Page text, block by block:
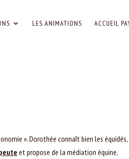
LES ANIMATIONS ACCUEIL
». Dorothée connaît bien les équidés,
et propose de la médiation équine,